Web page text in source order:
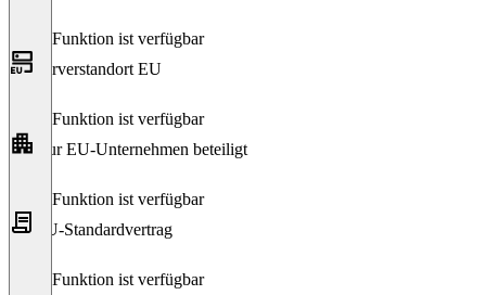
Diese Funktion ist verfügbar
Serverstandort EU
Diese Funktion ist verfügbar
Nur EU-Unternehmen beteiligt
Diese Funktion ist verfügbar
EU-Standardvertrag
Diese Funktion ist verfügbar